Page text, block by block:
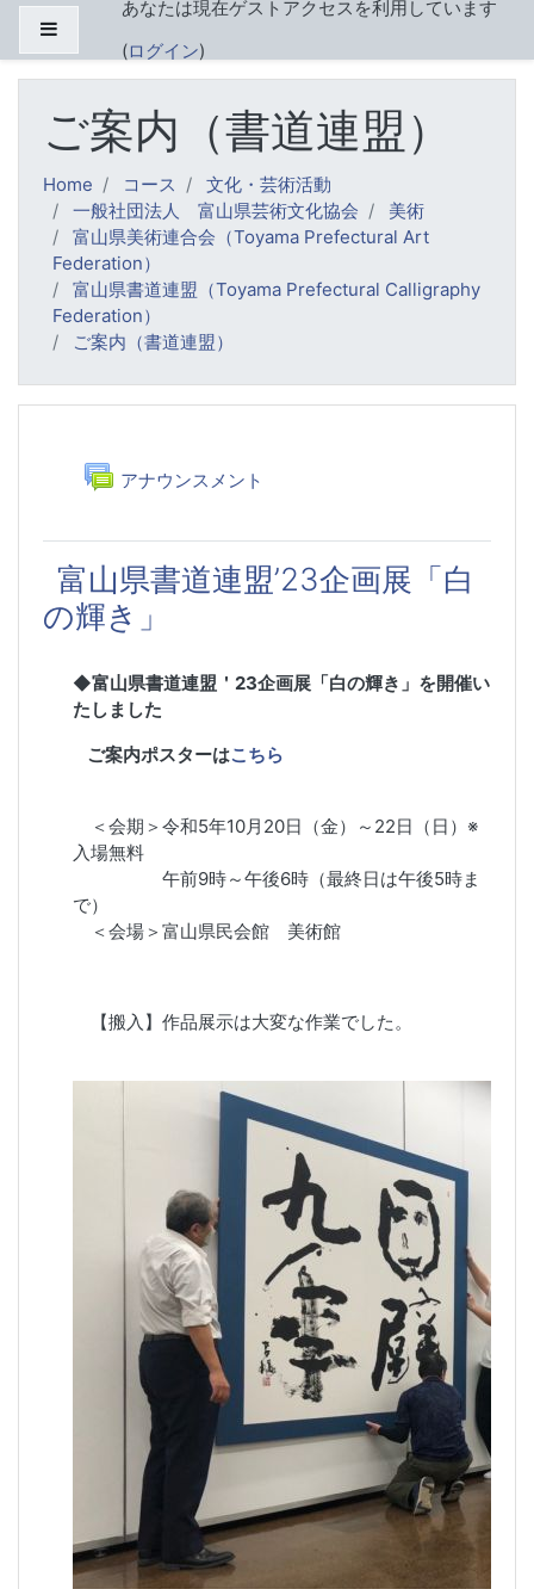
メインコンテンツへスキップする
あなたは現在ゲストアクセスを利用しています
(ログイン)
ご案内（書道連盟）
Home コース
文化・芸術活動
一般社団法人 富山県芸術文化協会
美術
富山県美術連合会（Toyama Prefectural Art
Federation）
富山県書道連盟（Toyama Prefectural Calligraphy
Federation）
ご案内（書道連盟）
トピックアウトライン
一般 アナウンスメントフォーラム
富山県書道連盟’23企画展「白
の輝き」
◆富山県書道連盟＇23企画展「白の輝き」を開催い
たしました
ご案内ポスターはこちら
＜会期＞令和5年10月20日（金）～22日（日）※
入場無料
午前9時～午後6時（最終日は午後5時ま
で）
＜会場＞富山県民会館 美術館
【搬入】作品展示は大変な作業でした。